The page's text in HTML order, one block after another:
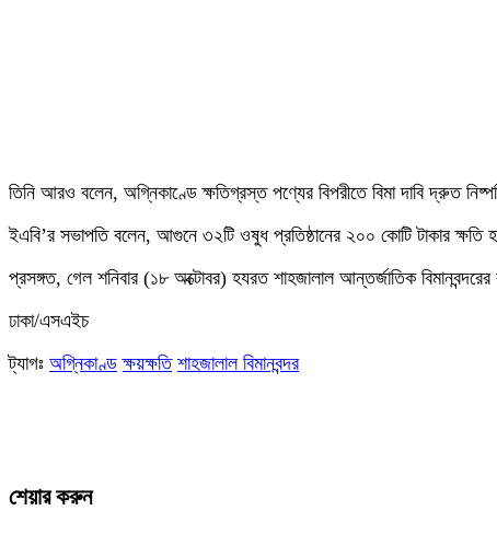
তিনি আরও বলেন, অগ্নিকাণ্ডে ক্ষতিগ্রস্ত পণ্যের বিপরীতে বিমা দাবি দ্রুত
ইএবি’র সভাপতি বলেন, আগুনে ৩২টি ওষুধ প্রতিষ্ঠানের ২০০ কোটি টাকার ক্ষতি
প্রসঙ্গত, গেল শনিবার (১৮ অক্টোবর) হযরত শাহজালাল আন্তর্জাতিক
ঢাকা/এসএইচ
ট্যাগঃ অগ্নিকাণ্ড ক্ষয়ক্ষতি শাহজালাল বিমানবন্দর
শেয়ার করুন